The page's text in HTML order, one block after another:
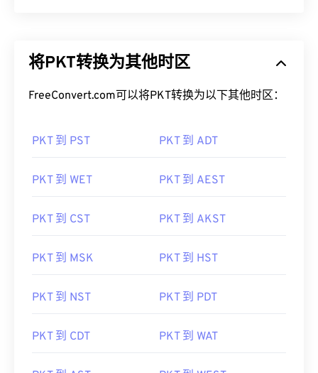
将PKT转换为其他时区
FreeConvert.com可以将PKT转换为以下其他时区：
PKT 到 PST PKT 到 ADT
PKT 到 WET PKT 到 AEST
PKT 到 CST PKT 到 AKST
PKT 到 MSK PKT 到 HST
PKT 到 NST PKT 到 PDT
PKT 到 CDT PKT 到 WAT